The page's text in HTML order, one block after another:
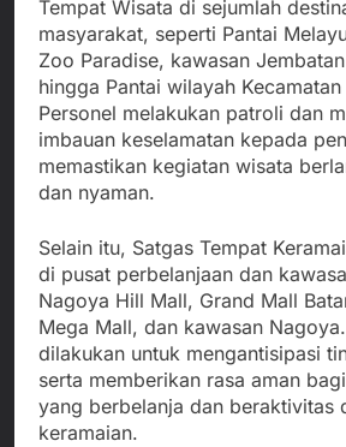
Tempat Wisata di sejumlah
masyarakat, seperti Pantai
Zoo Paradise, kawasan
hingga Pantai wilayah Kecamatan
Personel melakukan patroli dan
imbauan keselamatan kepada
memastikan kegiatan wisata
dan nyaman.
Selain itu, Satgas Tempat
di pusat perbelanjaan dan
Nagoya Hill Mall, Grand Mall
Mega Mall, dan kawasan
dilakukan untuk mengantisipasi
serta memberikan rasa aman
yang berbelanja dan beraktivitas
keramaian.